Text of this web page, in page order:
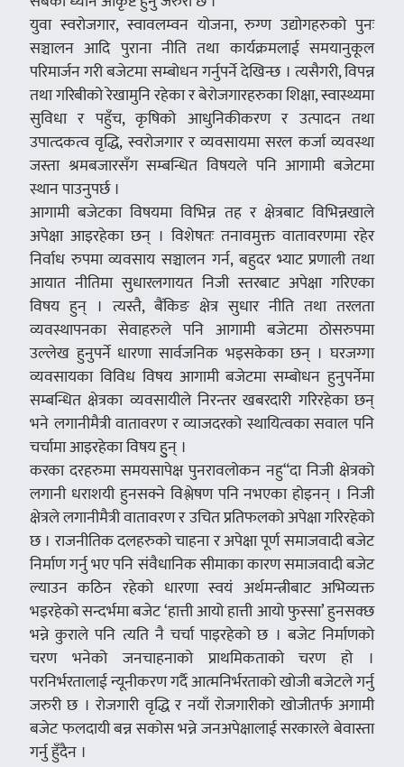
युवा स्वरोजगार, स्वावलम्वन योजना, रुग्ण उद्योगहरुको पुनः
सञ्चालन आदि पुराना नीति तथा कार्यक्रमलाई समयानुकूल
परिमार्जन गरी बजेटमा सम्बोधन गर्नुपर्ने देखिन्छ । त्यसैगरी, विपन्न
तथा गरिबीको रेखामुनि रहेका र बेरोजगारहरुका शिक्षा, स्वास्थ्यमा
सुविधा र पहुँच, कृषिको आधुनिकीकरण र उत्पादन तथा
उपात्दकत्व वृद्धि, स्वरोजगार र व्यवसायमा सरल कर्जा व्यवस्था
जस्ता श्रमबजारसँग सम्बन्धित विषयले पनि आगामी बजेटमा
स्थान पाउनुपर्छ ।
आगामी बजेटका विषयमा विभिन्न तह र क्षेत्रबाट विभिन्नखाले
अपेक्षा आइरहेका छन् । विशेषतः तनावमुक्त वातावरणमा रहेर
निर्वाध रुपमा व्यवसाय सञ्चालन गर्न, बहुदर भ्याट प्रणाली तथा
आयात नीतिमा सुधारलगायत निजी स्तरबाट अपेक्षा गरिएका
विषय हुन् । त्यस्तै, बैंकिङ क्षेत्र सुधार नीति तथा तरलता
व्यवस्थापनका सेवाहरुले पनि आगामी बजेटमा ठोसरुपमा
उल्लेख हुनुपर्ने धारणा सार्वजनिक भइसकेका छन् । घरजग्गा
व्यवसायका विविध विषय आगामी बजेटमा सम्बोधन हुनुपर्नेमा
सम्बन्धित क्षेत्रका व्यवसायीले निरन्तर खबरदारी गरिरहेका छन्
भने लगानीमैत्री वातावरण र व्याजदरको स्थायित्वका सवाल पनि
चर्चामा आइरहेका विषय हुुन् ।
करका दरहरुमा समयसापेक्ष पुनरावलोकन नहु“दा निजी क्षेत्रको
लगानी धराशयी हुनसक्ने विश्लेषण पनि नभएका होइनन् । निजी
क्षेत्रले लगानीमैत्री वातावरण र उचित प्रतिफलको अपेक्षा गरिरहेको
छ । राजनीतिक दलहरुको चाहना र अपेक्षा पूर्ण समाजवादी बजेट
निर्माण गर्नु भए पनि संवैधानिक सीमाका कारण समाजवादी बजेट
ल्याउन कठिन रहेको धारणा स्वयं अर्थमन्त्रीबाट अभिव्यक्त
भइरहेको सन्दर्भमा बजेट ‘हात्ती आयो हात्ती आयो फुस्सा’ हुनसक्छ
भन्ने कुराले पनि त्यति नै चर्चा पाइरहेको छ । बजेट निर्माणको
चरण भनेको जनचाहनाको प्राथमिकताको चरण हो ।
परनिर्भरतालाई न्यूनीकरण गर्दै आत्मनिर्भरताको खोजी बजेटले गर्नु
जरुरी छ । रोजगारी वृद्धि र नयाँ रोजगारीको खोजीतर्फ अगामी
बजेट फलदायी बन्न सकोस भन्ने जनअपेक्षालाई सरकारले बेवास्ता
गर्नु हुँदैन ।